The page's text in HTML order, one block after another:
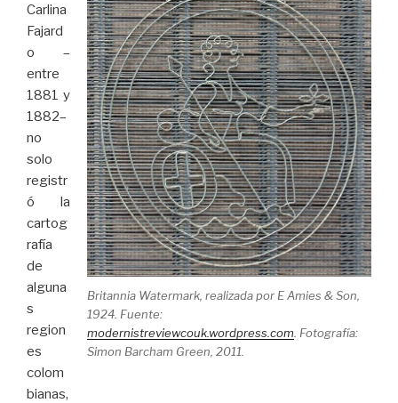
Britannia Watermark, realizada por E Amies & Son,
1924. Fuente:
modernistreviewcouk.wordpress.com . Fotografía:
Simon Barcham Green, 2011.
Carlina
Fajard
o –
entre
1881 y
1882–
no
solo
registr
ó la
cartog
rafía
de
alguna
s
region
es
colom
bianas,